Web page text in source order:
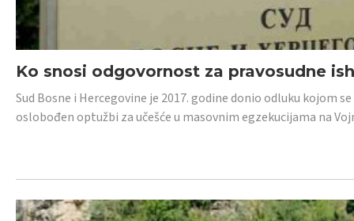
Ko snosi odgovornost za pravosudne
Sud Bosne i Hercegovine je 2017. godine donio odluku kojom
oslobođen optužbi za učešće u masovnim egzekucijama na